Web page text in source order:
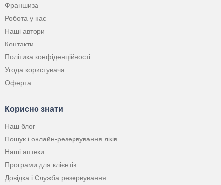
Франшиза
Робота у нас
Наші автори
Контакти
Політика конфіденційності
Угода користувача
Оферта
Корисно знати
Наш блог
Пошук і онлайн-резервування ліків
Наші аптеки
Програми для клієнтів
Довідка і Служба резервування